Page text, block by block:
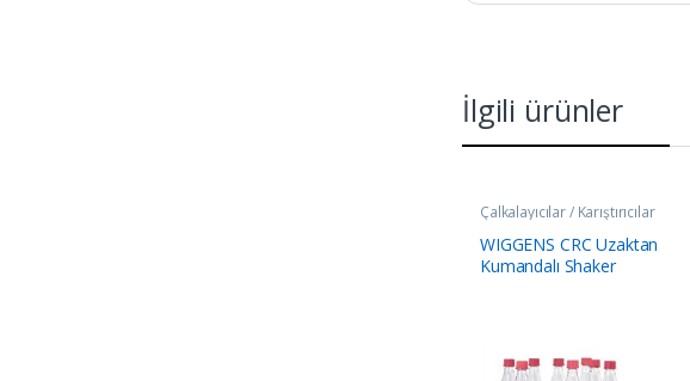
İlgili ürünler
Çalkalayıcılar / Karıştırıcılar
WIGGENS CRC Uzaktan
Kumandalı Shaker